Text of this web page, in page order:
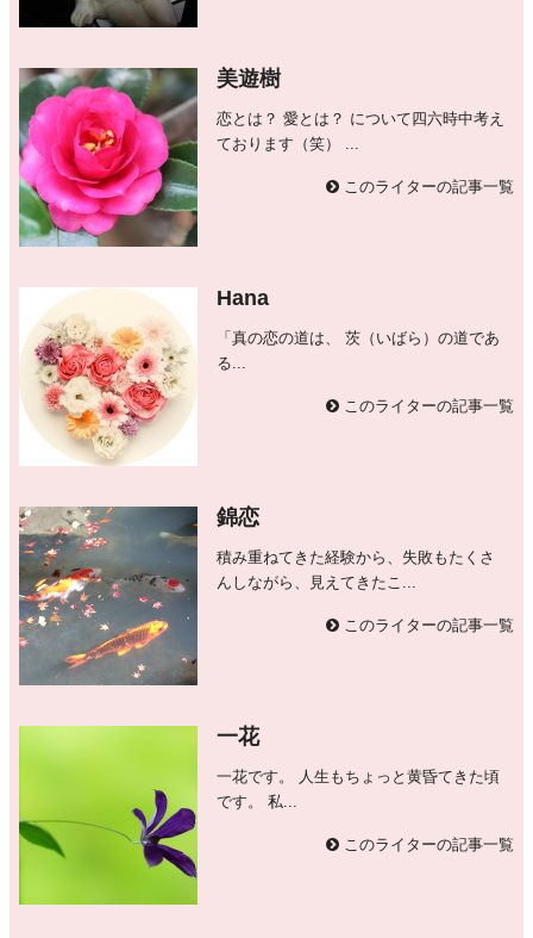
美遊樹
恋とは？ 愛とは？ について四六時中考え
ております（笑） ...
このライターの記事一覧
Hana
「真の恋の道は、 茨（いばら）の道であ
る...
このライターの記事一覧
錦恋
積み重ねてきた経験から、失敗もたくさ
んしながら、見えてきたこ...
このライターの記事一覧
一花
一花です。 人生もちょっと黄昏てきた頃
です。 私...
このライターの記事一覧